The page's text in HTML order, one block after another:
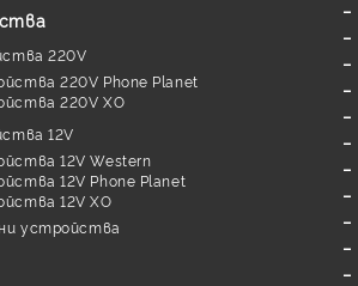
220V
220V Phone Planet
220V XO
12V
12V Western
12V Phone Planet
12V XO
устройства